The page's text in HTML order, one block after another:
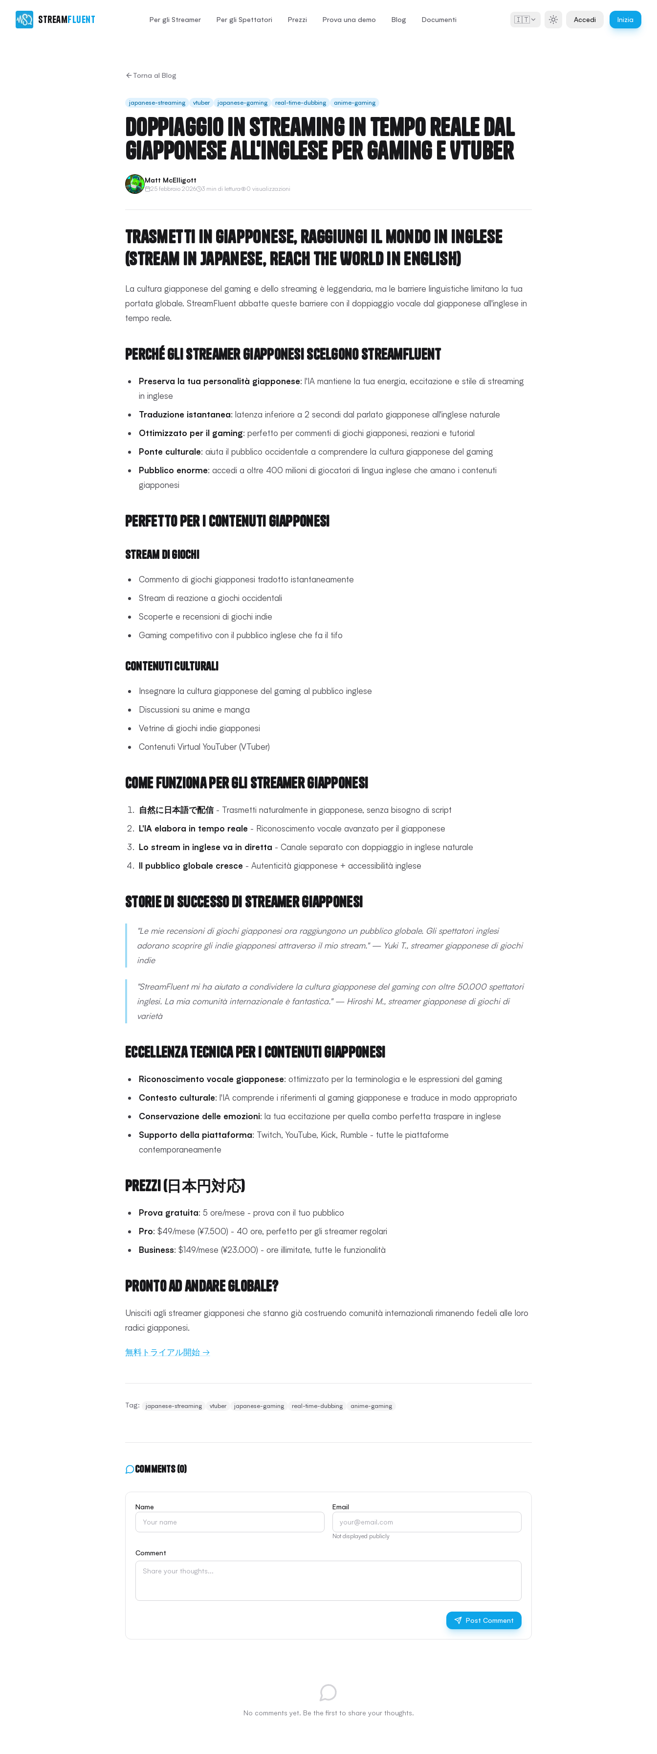
StreamFluent Per gli Streamer Per gli Spettatori Prezzi Prova una demo Blog Documenti 🇮🇹 Accedi Inizia
Torna al Blog
japanese-streaming vtuber japanese-gaming real-time-dubbing anime-gaming
Doppiaggio in streaming in tempo reale dal
giapponese all'inglese per gaming e VTuber
Matt McElligott
25 febbraio 2026 3 min di lettura 0 visualizzazioni
Trasmetti in giapponese, raggiungi il mondo in inglese
(Stream in Japanese, Reach the World in English)
La cultura giapponese del gaming e dello streaming è leggendaria, ma le barriere linguistiche limitano la tua
portata globale. StreamFluent abbatte queste barriere con il doppiaggio vocale dal giapponese all'inglese in
tempo reale.
Perché gli streamer giapponesi scelgono StreamFluent
Preserva la tua personalità giapponese: l'IA mantiene la tua energia, eccitazione e stile di streaming
in inglese
Traduzione istantanea: latenza inferiore a 2 secondi dal parlato giapponese all'inglese naturale
Ottimizzato per il gaming: perfetto per commenti di giochi giapponesi, reazioni e tutorial
Ponte culturale: aiuta il pubblico occidentale a comprendere la cultura giapponese del gaming
Pubblico enorme: accedi a oltre 400 milioni di giocatori di lingua inglese che amano i contenuti
giapponesi
Perfetto per i contenuti giapponesi
Stream di giochi
Commento di giochi giapponesi tradotto istantaneamente
Stream di reazione a giochi occidentali
Scoperte e recensioni di giochi indie
Gaming competitivo con il pubblico inglese che fa il tifo
Contenuti culturali
Insegnare la cultura giapponese del gaming al pubblico inglese
Discussioni su anime e manga
Vetrine di giochi indie giapponesi
Contenuti Virtual YouTuber (VTuber)
Come funziona per gli streamer giapponesi
自然に日本語で配信- Trasmetti naturalmente in giapponese, senza bisogno di script
L'IA elabora in tempo reale - Riconoscimento vocale avanzato per il giapponese
Lo stream in inglese va in diretta - Canale separato con doppiaggio in inglese naturale
Il pubblico globale cresce - Autenticità giapponese + accessibilità inglese
Storie di successo di streamer giapponesi
"Le mie recensioni di giochi giapponesi ora raggiungono un pubblico globale. Gli spettatori inglesi
adorano scoprire gli indie giapponesi attraverso il mio stream." — Yuki T., streamer giapponese di giochi
indie
"StreamFluent mi ha aiutato a condividere la cultura giapponese del gaming con oltre 50.000 spettatori
inglesi. La mia comunità internazionale è fantastica." — Hiroshi M., streamer giapponese di giochi di
varietà
Eccellenza tecnica per i contenuti giapponesi
Riconoscimento vocale giapponese: ottimizzato per la terminologia e le espressioni del gaming
Contesto culturale: l'IA comprende i riferimenti al gaming giapponese e traduce in modo appropriato
Conservazione delle emozioni: la tua eccitazione per quella combo perfetta traspare in inglese
Supporto della piattaforma: Twitch, YouTube, Kick, Rumble - tutte le piattaforme
contemporaneamente
Prezzi (日本円対応)
Prova gratuita: 5 ore/mese - prova con il tuo pubblico
Pro: $49/mese (¥7.500) - 40 ore, perfetto per gli streamer regolari
Business: $149/mese (¥23.000) - ore illimitate, tutte le funzionalità
Pronto ad andare globale?
Unisciti agli streamer giapponesi che stanno già costruendo comunità internazionali rimanendo fedeli alle loro
radici giapponesi.
無料トライアル開始 →
Tag: japanese-streaming vtuber japanese-gaming real-time-dubbing anime-gaming
Comments(0)
Name Email
Not displayed publicly
Comment
Post Comment
No comments yet. Be the first to share your thoughts.